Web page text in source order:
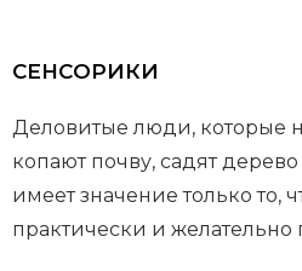
СЕНСОРИКИ
Деловитые люди, которые
копают почву, садят
имеет значение только то,
практически и желательно